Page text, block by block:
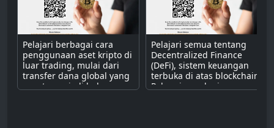
Pelajari berbagai cara
penggunaan aset kripto di
luar trading, mulai dari
transfer dana global yang
cepat, menjadi bahan
Pelajari semua tentang
Decentralized Finance
(DeFi), sistem keuangan
terbuka di atas blockchain.
Pahami cara kerjanya